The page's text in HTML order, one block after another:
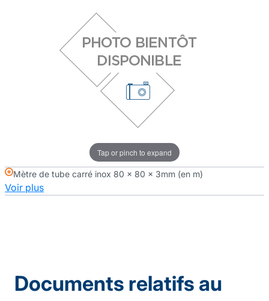
Tap or pinch to expand
Mètre de tube carré inox 80 x 80 x 3mm (en m)
Voir plus
Documents relatifs au